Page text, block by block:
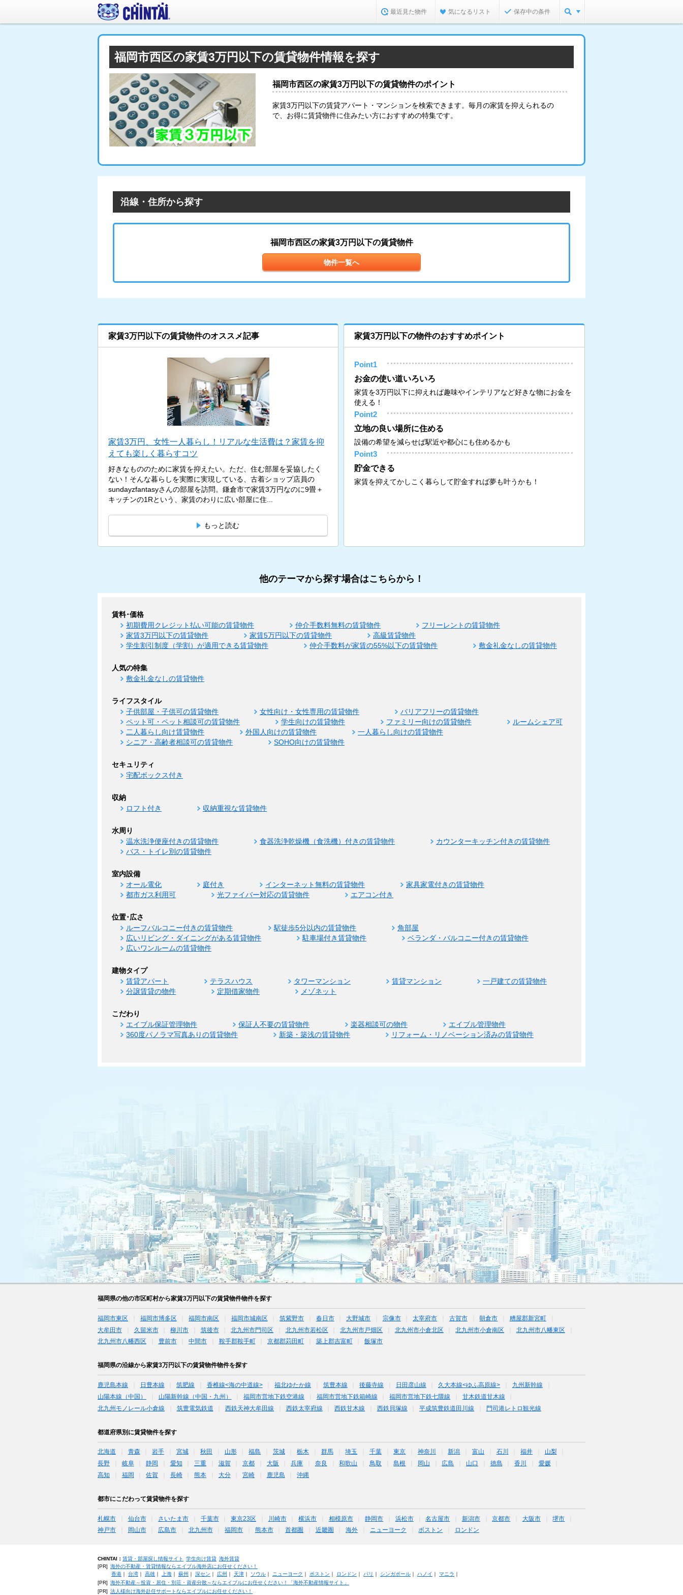
最近見た物件 気になるリスト 保存中の条件
福岡市西区の家賃3万円以下の賃貸物件情報を探す
福岡市西区の家賃3万円以下の賃貸物件のポイント
家賃3万円以下の賃貸アパート・マンションを検索できます。毎月の家賃を抑えられるの
で、お得に賃貸物件に住みたい方におすすめの特集です。
沿線・住所から探す
福岡市西区の家賃3万円以下の賃貸物件
物件一覧へ
家賃3万円以下の賃貸物件のオススメ記事
家賃3万円、女性一人暮らし！リアルな生活費は？家賃を抑
えても楽しく暮らすコツ
好きなもののために家賃を抑えたい。ただ、住む部屋を妥協したく
ない！そんな暮らしを実際に実現している、古着ショップ店員の
sundayzfantasyさんの部屋を訪問。鎌倉市で家賃3万円なのに9畳＋
キッチンの1Rという、家賃のわりに広い部屋に住...
もっと読む
家賃3万円以下の物件のおすすめポイント
Point1
お金の使い道いろいろ
家賃を3万円以下に抑えれば趣味やインテリアなど好きな物にお金を
使える！
Point2
立地の良い場所に住める
設備の希望を減らせば駅近や都心にも住めるかも
Point3
貯金できる
家賃を抑えてかしこく暮らして貯金すれば夢も叶うかも！
他のテーマから探す場合はこちらから！
賃料･価格
初期費用クレジット払い可能の賃貸物件 仲介手数料無料の賃貸物件
フリーレントの賃貸物件
家賃3万円以下の賃貸物件
家賃5万円以下の賃貸物件
高級賃貸物件
学生割引制度（学割）が適用できる賃貸物件
仲介手数料が家賃の55%以下の賃貸物件 敷金礼金なしの賃貸物件
人気の特集
敷金礼金なしの賃貸物件
ライフスタイル
子供部屋・子供可の賃貸物件 女性向け・女性専用の賃貸物件
バリアフリーの賃貸物件
ペット可・ペット相談可の賃貸物件
学生向けの賃貸物件 ファミリー向けの賃貸物件
ルームシェア可
二人暮らし向け賃貸物件
外国人向けの賃貸物件
一人暮らし向けの賃貸物件
シニア・高齢者相談可の賃貸物件
SOHO向けの賃貸物件
セキュリティ
宅配ボックス付き
収納
ロフト付き 収納重視な賃貸物件
水周り
温水洗浄便座付きの賃貸物件 食器洗浄乾燥機（食洗機）付きの賃貸物件
カウンターキッチン付きの賃貸物件
バス・トイレ別の賃貸物件
室内設備
オール電化 庭付き インターネット無料の賃貸物件
家具家電付きの賃貸物件
都市ガス利用可
光ファイバー対応の賃貸物件 エアコン付き
位置･広さ
ルーフバルコニー付きの賃貸物件 駅徒歩5分以内の賃貸物件
角部屋
広いリビング・ダイニングがある賃貸物件
駐車場付き賃貸物件
ベランダ・バルコニー付きの賃貸物件
広いワンルームの賃貸物件
建物タイプ
賃貸アパート テラスハウス タワーマンション 賃貸マンション
一戸建ての賃貸物件
分譲賃貸の物件
定期借家物件 メゾネット
こだわり
エイブル保証管理物件 保証人不要の賃貸物件 楽器相談可の物件
エイブル管理物件
360度パノラマ写真ありの賃貸物件
新築・築浅の賃貸物件 リフォーム・リノベーション済みの賃貸物件
福岡県の他の市区町村から家賃3万円以下の賃貸物件物件を探す
福岡市東区 福岡市博多区 福岡市南区 福岡市城南区 筑紫野市 春日市 大野城市 宗像市 太宰府市 古賀市 朝倉市
糟屋郡新宮町
大牟田市
久留米市 柳川市 筑後市 北九州市門司区 北九州市若松区 北九州市戸畑区 北九州市小倉北区 北九州市小倉南区
北九州市八幡東区
北九州市八幡西区
豊前市 中間市 鞍手郡鞍手町 京都郡苅田町 築上郡吉富町 飯塚市
福岡県の沿線から家賃3万円以下の賃貸物件物件を探す
鹿児島本線 日豊本線 筑肥線 香椎線<海の中道線> 福北ゆたか線 筑豊本線 後藤寺線 日田彦山線 久大本線<ゆふ高原線>
九州新幹線
山陽本線（中国）
山陽新幹線（中国・九州） 福岡市営地下鉄空港線 福岡市営地下鉄箱崎線 福岡市営地下鉄七隈線
甘木鉄道甘木線
北九州モノレール小倉線
筑豊電気鉄道 西鉄天神大牟田線 西鉄太宰府線 西鉄甘木線 西鉄貝塚線 平成筑豊鉄道田川線 門司港レトロ観光線
都道府県別に賃貸物件を探す
北海道 青森 岩手 宮城 秋田 山形 福島 茨城 栃木 群馬 埼玉 千葉 東京 神奈川 新潟 富山 石川 福井
山梨
長野
岐阜 静岡 愛知 三重 滋賀 京都 大阪 兵庫 奈良 和歌山 鳥取 島根 岡山 広島 山口 徳島 香川
愛媛
高知
福岡 佐賀 長崎 熊本 大分 宮崎 鹿児島 沖縄
都市にこだわって賃貸物件を探す
札幌市 仙台市 さいたま市 千葉市 東京23区 川崎市 横浜市 相模原市 静岡市 浜松市 名古屋市 新潟市 京都市 大阪市
堺市
神戸市
岡山市 広島市 北九州市 福岡市 熊本市 首都圏 近畿圏 海外 ニューヨーク ボストン ロンドン
CHINTAI： 賃貸・部屋探し情報サイト 学生向け賃貸 海外賃貸
[PR] 海外の不動産・賃貸情報ならエイブル海外店にお任せください！
香港｜ 台湾｜ 高雄｜ 上海｜ 蘇州 深セン 広州 天津｜ ソウル｜ ニューヨーク ボストン ロンドン パリ シンガポール｜ ハノイ マニラ
[PR] 海外不動産～投資・居住・別荘・資産分散～ならエイブルにお任せください！「海外不動産情報サイト」
[PR] 法人様向け海外赴任サポートならエイブルにお任せください！